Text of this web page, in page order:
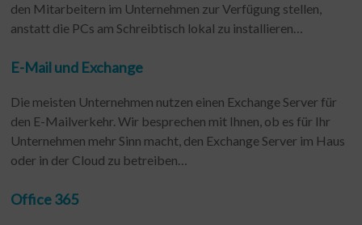
den Mitarbeitern im Unternehmen zur Verfügung stellen,
anstatt die PCs am Schreibtisch lokal zu installieren…
E-Mail und Exchange
Die meisten Unternehmen nutzen einen Exchange Server für
den E-Mailverkehr. Wir besprechen mit Ihnen, ob es für Ihr
Unternehmen mehr Sinn macht, den Exchange Server im Haus
oder in der Cloud zu betreiben…
Office 365​